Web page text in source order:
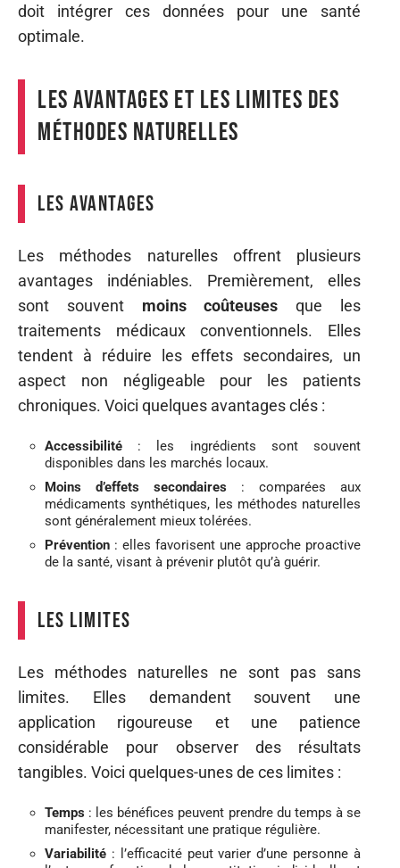
doit intégrer ces données pour une santé
optimale.
Les avantages et les limites des
méthodes naturelles
Les avantages
Les méthodes naturelles offrent plusieurs
avantages indéniables. Premièrement, elles
sont souvent moins coûteuses que les
traitements médicaux conventionnels. Elles
tendent à réduire les effets secondaires, un
aspect non négligeable pour les patients
chroniques. Voici quelques avantages clés :
Accessibilité : les ingrédients sont souvent
disponibles dans les marchés locaux.
Moins d’effets secondaires : comparées aux
médicaments synthétiques, les méthodes naturelles
sont généralement mieux tolérées.
Prévention : elles favorisent une approche proactive
de la santé, visant à prévenir plutôt qu’à guérir.
Les limites
Les méthodes naturelles ne sont pas sans
limites. Elles demandent souvent une
application rigoureuse et une patience
considérable pour observer des résultats
tangibles. Voici quelques-unes de ces limites :
Temps : les bénéfices peuvent prendre du temps à se
manifester, nécessitant une pratique régulière.
Variabilité : l’efficacité peut varier d’une personne à